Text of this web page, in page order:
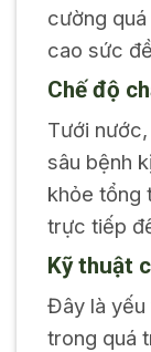
cường
cao sức
Chế độ
Tưới
sâu bệnh
khỏe tổng
trực tiếp
Kỹ thuật
Đây là yếu
trong quá